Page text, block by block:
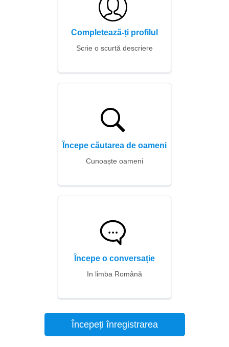
Completează-ți profilul
Scrie o scurtă descriere
Începe căutarea de oameni
Cunoaște oameni
Începe o conversație
In limba Română
Începeți înregistrarea